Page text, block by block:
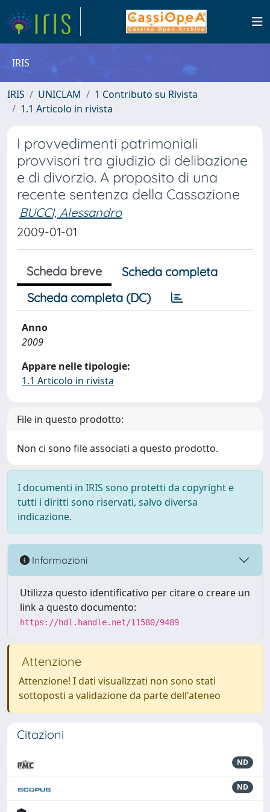
IRIS
IRIS UNICLAM
1 Contributo su Rivista
1.1 Articolo in rivista
I provvedimenti patrimoniali
provvisori tra giudizio di delibazione
e di divorzio. A proposito di una
recente sentenza della Cassazione
BUCCI, Alessandro
2009-01-01
Scheda breve
Scheda completa
Scheda completa (DC)
Anno
2009
Appare nelle tipologie:
1.1 Articolo in rivista
File in questo prodotto:
Non ci sono file associati a questo prodotto.
I documenti in IRIS sono protetti da copyright e
tutti i diritti sono riservati, salvo diversa
indicazione.
Informazioni
Utilizza questo identificativo per citare o creare un
link a questo documento:
https://hdl.handle.net/11580/9489
Attenzione
Attenzione! I dati visualizzati non sono stati
sottoposti a validazione da parte dell'ateneo
Citazioni
ND
ND